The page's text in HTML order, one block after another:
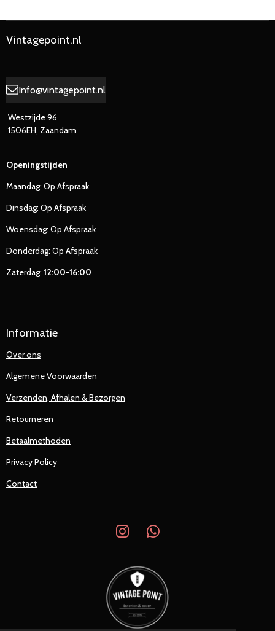
Vintagepoint.nl
Info@vintagepoint.nl
Westzijde 96
1506EH, Zaandam
Openingstijden
Maandag; Op Afspraak
Dinsdag: Op Afspraak
Woensdag: Op Afspraak
Donderdag: Op Afspraak
Zaterdag: 12:00-16:00
Informatie
Over ons
Algemene Voorwaarden
Verzenden, Afhalen & Bezorgen
Retourneren
Betaalmethoden
Privacy Policy
Contact
I
s
a
g
r
W
a
s
A
p